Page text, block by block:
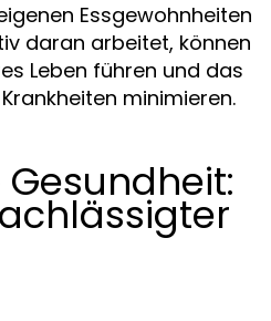
Essgewohnheiten
daran arbeitet, können
Leben führen und das
minimieren.